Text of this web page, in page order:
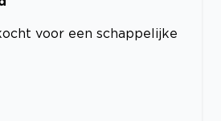
voor een schappelijke